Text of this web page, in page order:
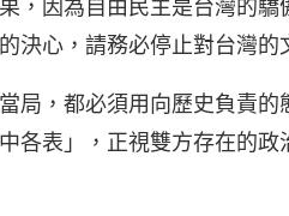
，因為自由民主是台灣的
決心，請務必停止對台灣的
局，都必須用向歷史負責
各表」，正視雙方存在的